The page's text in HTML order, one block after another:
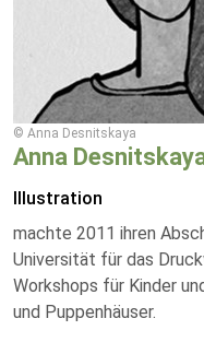
© Anna Desnitskaya
Anna
Illustration
machte 2011 ihren
Universität für das
Workshops für Kinder
und Puppenhäuser.